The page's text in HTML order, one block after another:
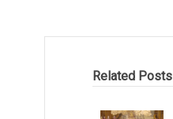
Related Posts